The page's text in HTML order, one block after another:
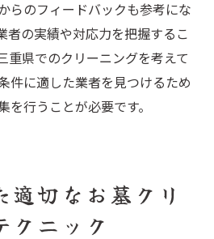
らのフィードバックも参考にな
者の実績や対応力を把握するこ
重県でのクリーニングを考えて
件に適した業者を見つけるため
行うことが必要です。
適切なお墓クリ
クニック